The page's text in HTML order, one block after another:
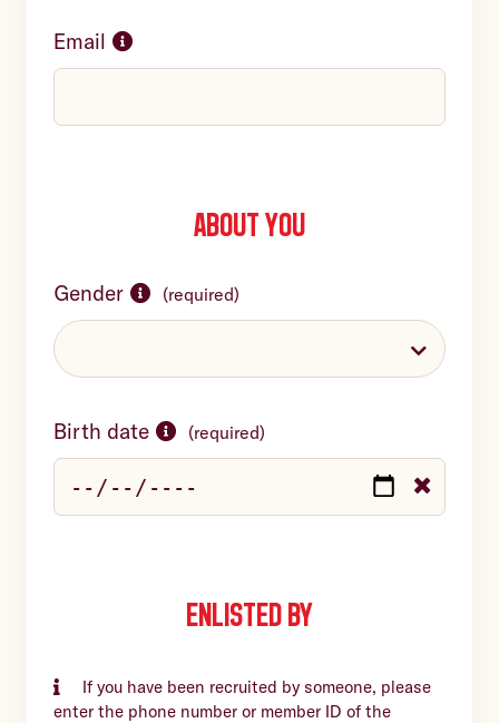
Email
About you
Gender (required)
Birth date (required)
Enlisted by
If you have been recruited by someone, please
enter the phone number or member ID of the